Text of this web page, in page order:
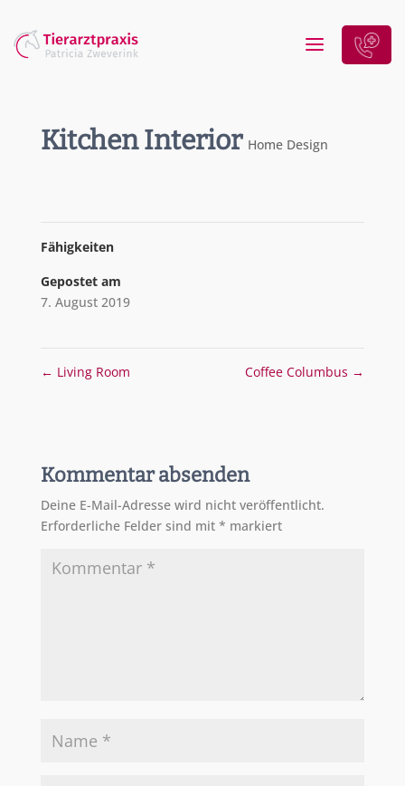
Kitchen Interior Home Design
Fähigkeiten
Gepostet am
7. August 2019
← Living Room Coffee Columbus →
Kommentar absenden
Deine E-Mail-Adresse wird nicht veröffentlicht.
Erforderliche Felder sind mit * markiert